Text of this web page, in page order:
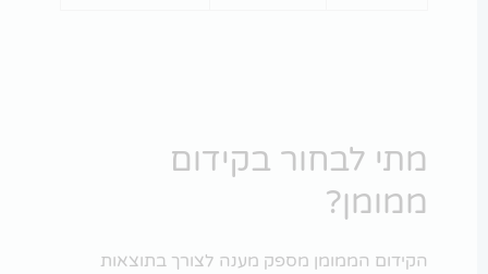
מתי לבחור בקידום
ממומן?
הקידום הממומן מספק מענה לצורך בתוצאות